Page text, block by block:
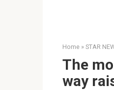
Home » STAR
The
way